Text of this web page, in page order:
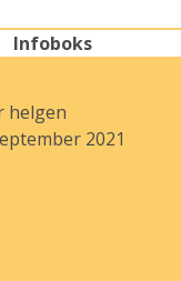
Infoboks
helgen
2021